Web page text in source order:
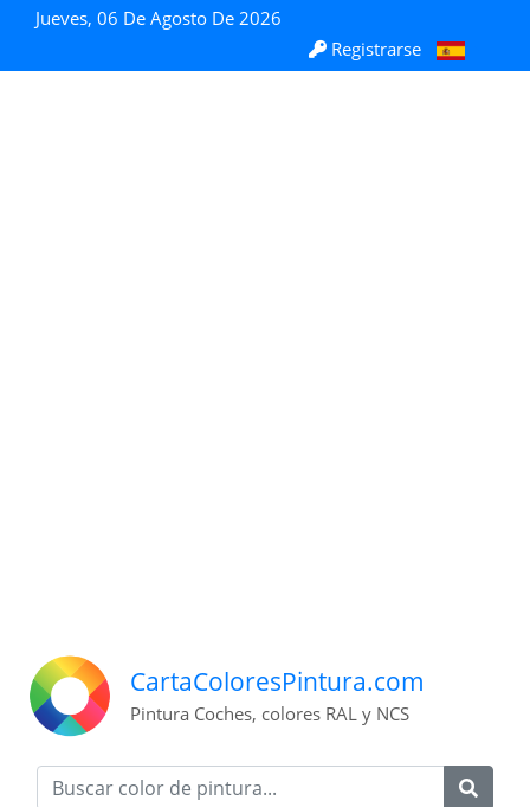
Jueves, 06 De Agosto De 2026
Registrarse
CartaColoresPintura.com
Pintura Coches, colores RAL y NCS